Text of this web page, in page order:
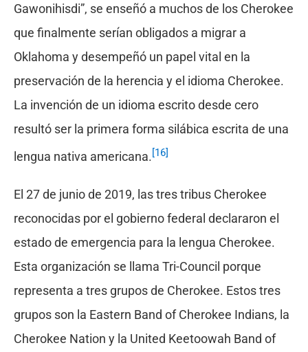
Gawonihisdi”, se enseñó a muchos de los Cherokee
que finalmente serían obligados a migrar a
Oklahoma y desempeñó un papel vital en la
preservación de la herencia y el idioma Cherokee.
La invención de un idioma escrito desde cero
resultó ser la primera forma silábica escrita de una
lengua nativa americana.[16]
El 27 de junio de 2019, las tres tribus Cherokee
reconocidas por el gobierno federal declararon el
estado de emergencia para la lengua Cherokee.
Esta organización se llama Tri-Council porque
representa a tres grupos de Cherokee. Estos tres
grupos son la Eastern Band of Cherokee Indians, la
Cherokee Nation y la United Keetoowah Band of